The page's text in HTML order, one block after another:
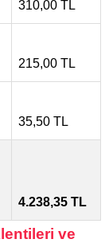
310,00 TL
215,00 TL
35,50 TL
4.238,35 TL
ve